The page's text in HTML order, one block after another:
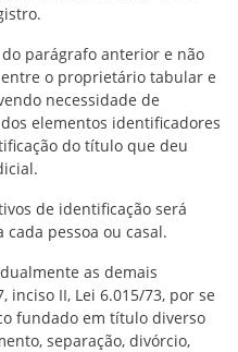
do parágrafo anterior e não
o proprietário tabular e
necessidade de
elementos identificadores
do título que deu
de identificação será
pessoa ou casal.
as demais
inciso II, Lei 6.015/73, por se
fundado em título diverso
separação, divórcio,